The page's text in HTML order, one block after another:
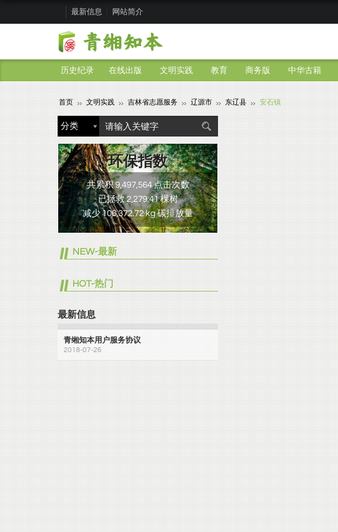
最新信息 网站简介
历史纪录 在线出版 文明实践 教育 商务版 中华古籍
首页 文明实践 吉林省志愿服务 辽源市 东辽县 安石镇
环保指数
共累积 9,497,564 点击次数
已拯救 2,279.41 棵树
减少 106,372.72 kg 碳排放量
NEW-最新
HOT-热门
最新信息
青缃知本用户服务协议
2018-07-26